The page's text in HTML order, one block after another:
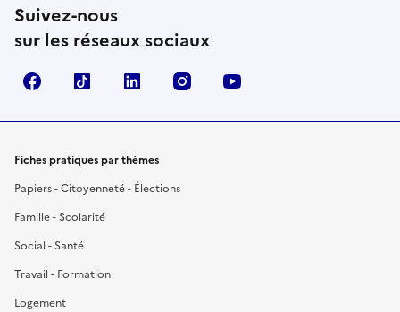
Suivez-nous
sur les réseaux sociaux
FacebookTikTok LinkedIn Instagram
Fiches pratiques par thèmes
Papiers - Citoyenneté - Élections
Famille - Scolarité
Social - Santé
Travail - Formation
Logement